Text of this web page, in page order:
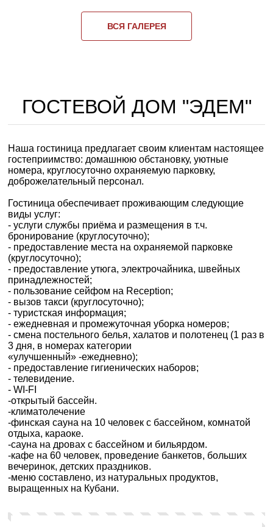
ВСЯ ГАЛЕРЕЯ
ГОСТЕВОЙ ДОМ "ЭДЕМ"
Наша гостиница предлагает своим клиентам настоящее
гостеприимство: домашнюю обстановку, уютные
номера, круглосуточно охраняемую парковку,
доброжелательный персонал.
Гостиница обеспечивает проживающим следующие
виды услуг:
- услуги службы приёма и размещения в т.ч.
бронирование (круглосуточно);
- предоставление места на охраняемой парковке
(круглосуточно);
- предоставление утюга, электрочайника, швейных
принадлежностей;
- пользование сейфом на Reception;
- вызов такси (круглосуточно);
- туристская информация;
- ежедневная и промежуточная уборка номеров;
- смена постельного белья, халатов и полотенец (1 раз в
3 дня, в номерах категории
«улучшенный» -ежедневно);
- предоставление гигиенических наборов;
- телевидение.
- WI-FI
-открытый бассейн.
-климатолечение
-финская сауна на 10 человек с бассейном, комнатой
отдыха, караоке.
-сауна на дровах с бассейном и бильярдом.
-кафе на 60 человек, проведение банкетов, больших
вечеринок, детских праздников.
-меню составлено, из натуральных продуктов,
выращенных на Кубани.